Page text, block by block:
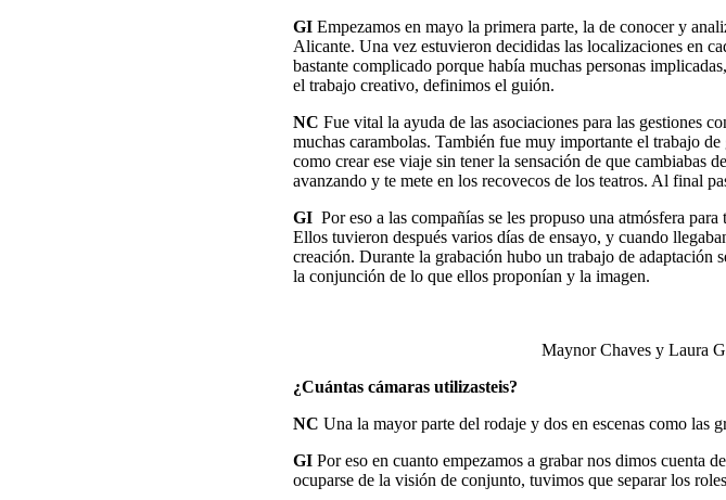
GI Empezamos en mayo la primera parte, la de conocer y
Alicante. Una vez estuvieron decididas las localizaciones en
bastante complicado porque había muchas personas
el trabajo creativo, definimos el guión.
NC Fue vital la ayuda de las asociaciones para las gestiones
muchas carambolas. También fue muy importante el trabajo
como crear ese viaje sin tener la sensación de que
avanzando y te mete en los recovecos de los teatros. Al final
GI Por eso a las compañías se les propuso una atmósfera
Ellos tuvieron después varios días de ensayo, y cuando
creación. Durante la grabación hubo un trabajo de adaptación
la conjunción de lo que ellos proponían y la imagen.
Maynor Chaves y Laura
¿Cuántas cámaras utilizasteis?
NC Una la mayor parte del rodaje y dos en escenas como las
GI Por eso en cuanto empezamos a grabar nos dimos cuenta
ocuparse de la visión de conjunto, tuvimos que separar los